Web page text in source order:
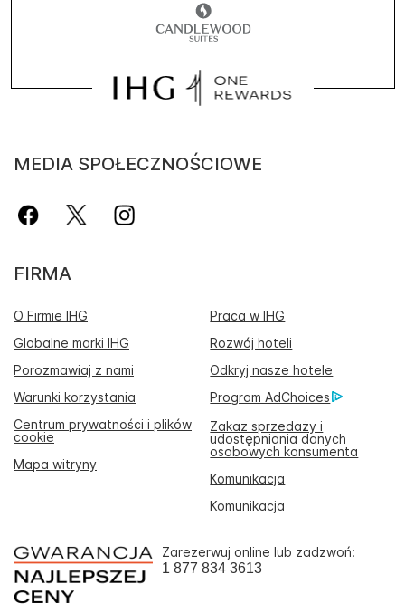
MEDIA SPOŁECZNOŚCIOWE
FIRMA
O Firmie IHG
Praca w IHG
Globalne marki IHG
Rozwój hoteli
Porozmawiaj z nami
Odkryj nasze hotele
Warunki korzystania
Program AdChoices
Centrum prywatności i plików
cookie
Zakaz sprzedaży i
udostępniania danych
osobowych konsumenta
Mapa witryny
Komunikacja
Komunikacja
Zarezerwuj online lub zadzwoń:
1 877 834 3613